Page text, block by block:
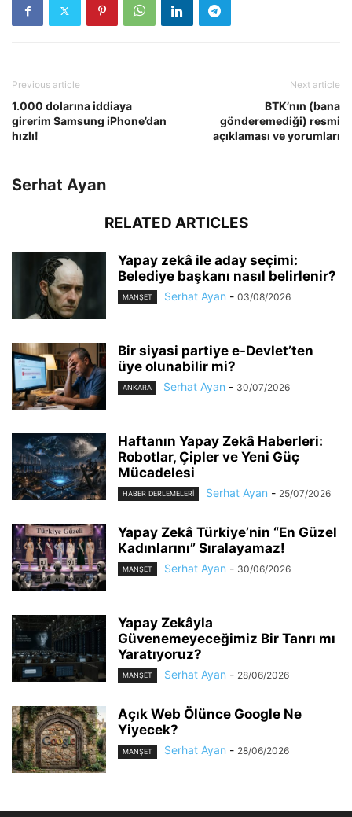
Previous article
1.000 dolarına iddiaya
girerim Samsung iPhone’dan
hızlı!
Next article
BTK’nın (bana
gönderemediği) resmi
açıklaması ve yorumları
Serhat Ayan
RELATED ARTICLES
Yapay zekâ ile aday seçimi:
Belediye başkanı nasıl belirlenir?
MANŞET Serhat Ayan - 03/08/2026
Bir siyasi partiye e-Devlet’ten
üye olunabilir mi?
ANKARA Serhat Ayan - 30/07/2026
Haftanın Yapay Zekâ Haberleri:
Robotlar, Çipler ve Yeni Güç
Mücadelesi
HABER DERLEMELERI Serhat Ayan - 25/07/2026
Yapay Zekâ Türkiye’nin “En Güzel
Kadınlarını” Sıralayamaz!
MANŞET Serhat Ayan - 30/06/2026
Yapay Zekâyla
Güvenemeyeceğimiz Bir Tanrı mı
Yaratıyoruz?
MANŞET Serhat Ayan - 28/06/2026
Açık Web Ölünce Google Ne
Yiyecek?
MANŞET Serhat Ayan - 28/06/2026